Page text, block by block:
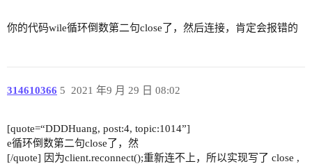
你的代码wile循环倒数第二句close了，然后连接，肯定会报错的
314610366 2021 年9 月 29 日 08:02
5
[quote=“DDDHuang, post:4, topic:1014”]
e循环倒数第二句close了，然
[/quote] 因为client.reconnect();重新连不上，所以实现写了 close ,